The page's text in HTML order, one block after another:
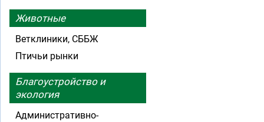
Животные
Ветклиники, СББЖ
Птичьи рынки
Благоустройство и
экология
Административно-